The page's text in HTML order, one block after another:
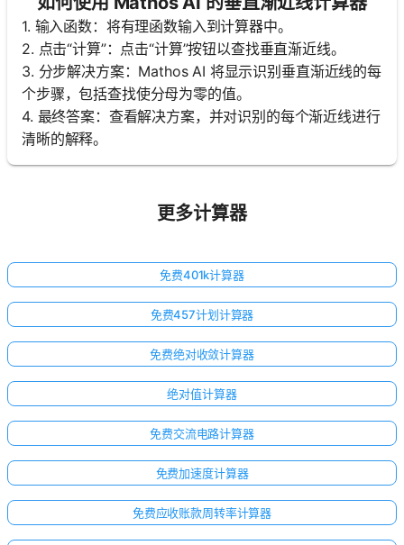
1. 输入函数：将有理函数输入到计算器中。
2. 点击“计算”：点击“计算”按钮以查找垂直渐近线。
3. 分步解决方案：Mathos AI 将显示识别垂直渐近线的每
个步骤，包括查找使分母为零的值。
4. 最终答案：查看解决方案，并对识别的每个渐近线进行
清晰的解释。
更多计算器
免费401k计算器
免费457计划计算器
免费绝对收敛计算器
绝对值计算器
免费交流电路计算器
免费加速度计算器
免费应收账款周转率计算器